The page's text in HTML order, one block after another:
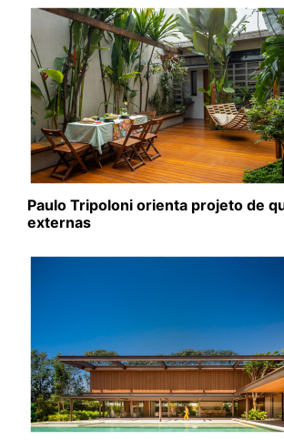
Paulo Tripoloni orienta projeto de
externas